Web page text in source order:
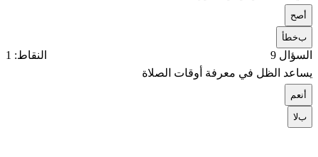
صح
بخطأ
السؤال 9
النقاط: 1
يساعد الظل في معرفة أوقات الصلاة
نعم
بلا